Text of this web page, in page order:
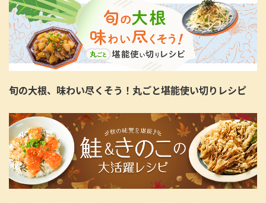
旬の大根、味わい尽くそう！丸ごと堪能使い切りレシピ